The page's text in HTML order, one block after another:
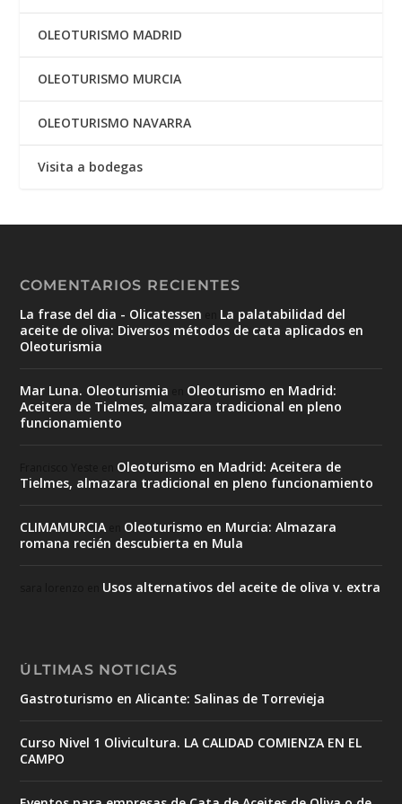
OLEOTURISMO MADRID
OLEOTURISMO MURCIA
OLEOTURISMO NAVARRA
Visita a bodegas
COMENTARIOS RECIENTES
La frase del dia - Olicatessen
La palatabilidad del
aceite de oliva: Diversos métodos de cata aplicados en
Oleoturismia
Mar Luna. Oleoturismia
Oleoturismo en Madrid:
Aceitera de Tielmes, almazara tradicional en pleno
funcionamiento
Oleoturismo en Madrid: Aceitera de
Tielmes, almazara tradicional en pleno funcionamiento
CLIMAMURCIA
Oleoturismo en Murcia: Almazara
romana recién descubierta en Mula
Usos alternativos del aceite de oliva v. extra
ÚLTIMAS NOTICIAS
Gastroturismo en Alicante: Salinas de Torrevieja
Curso Nivel 1 Olivicultura. LA CALIDAD COMIENZA EN EL
CAMPO